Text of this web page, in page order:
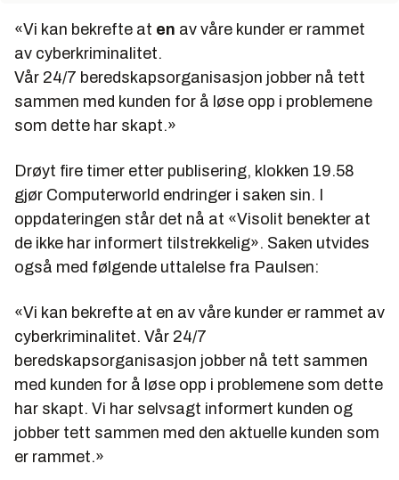
«Vi kan bekrefte at en av våre kunder er rammet
av cyberkriminalitet.
Vår 24/7 beredskapsorganisasjon jobber nå tett
sammen med kunden for å løse opp i problemene
som dette har skapt.»
Drøyt fire timer etter publisering, klokken 19.58
gjør Computerworld endringer i saken sin. I
oppdateringen står det nå at «Visolit benekter at
de ikke har informert tilstrekkelig». Saken utvides
også med følgende uttalelse fra Paulsen:
«Vi kan bekrefte at en av våre kunder er rammet av
cyberkriminalitet. Vår 24/7
beredskapsorganisasjon jobber nå tett sammen
med kunden for å løse opp i problemene som dette
har skapt. Vi har selvsagt informert kunden og
jobber tett sammen med den aktuelle kunden som
er rammet.»